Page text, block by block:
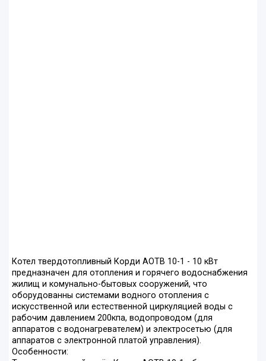
Котел твердотопливный Корди АОТВ 10-1 - 10 кВт
предназначен для отопления и горячего водоснабжения
жилищ и комунально-бытовых сооружений, что
оборудованны системами водного отопления с
искусственной или естественной циркуляцией воды с
рабочим давлением 200кпа, водопроводом (для
аппаратов с водонагревателем) и электросетью (для
аппаратов с электронной платой управления).
Особенности: